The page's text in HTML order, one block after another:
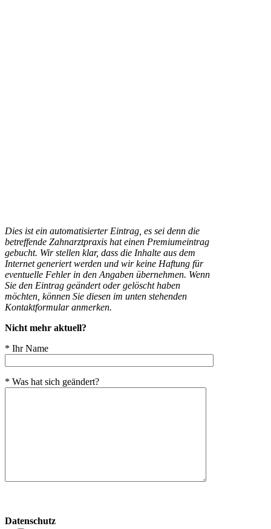
Dies ist ein automatisierter Eintrag, es sei denn die
betreffende Zahnarztpraxis hat einen Premiumeintrag
gebucht. Wir stellen klar, dass die Inhalte aus dem
Internet generiert werden und wir keine Haftung für
eventuelle Fehler in den Angaben übernehmen. Wenn
Sie den Eintrag geändert oder gelöscht haben
möchten, können Sie diesen im unten stehenden
Kontaktformular anmerken.
Nicht mehr aktuell?
* Ihr Name
* Was hat sich geändert?
dieses
Datenschutz